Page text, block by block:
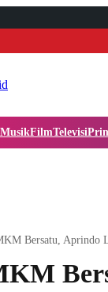
MusikFilmTelevisi
Bersatu, Aprindo